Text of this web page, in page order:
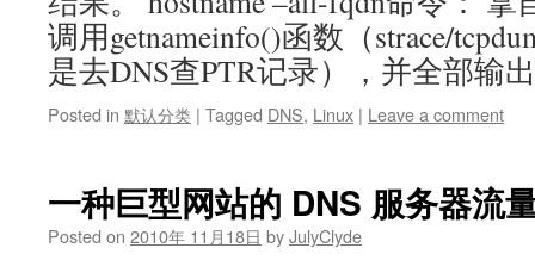
调用getnameinfo()函数（strace/
是去DNS查PTR记录），并全部输出
Posted in 默认分类 | Tagged DNS, Linux | Leave a comment
一种巨型网站的 DNS 服务器流
Posted on 2010年 11月18日 byJulyClyde